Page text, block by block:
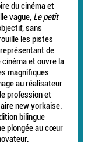
du cinéma et
vague, Le petit
sans
les pistes
de
cinéma et ouvre la
magnifiques
au réalisateur
profession et
new yorkaise.
bilingue
plongée au cœur